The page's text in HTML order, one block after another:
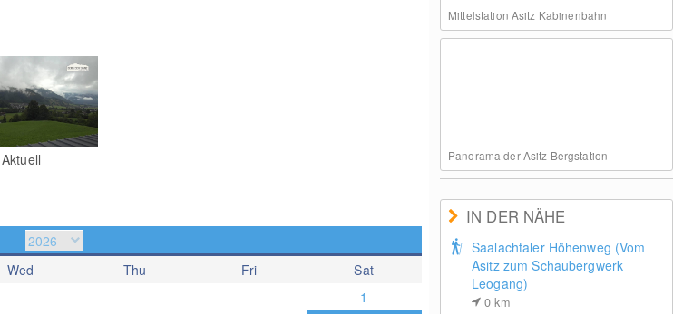
Aktuell
Wed Thu Fri
Sat
1
Mittelstation Asitz Kabinenbahn
Panorama der Asitz Bergstation
IN DER NÄHE
Saalachtaler Höhenweg (Vom
Asitz zum Schaubergwerk
Leogang)
0km